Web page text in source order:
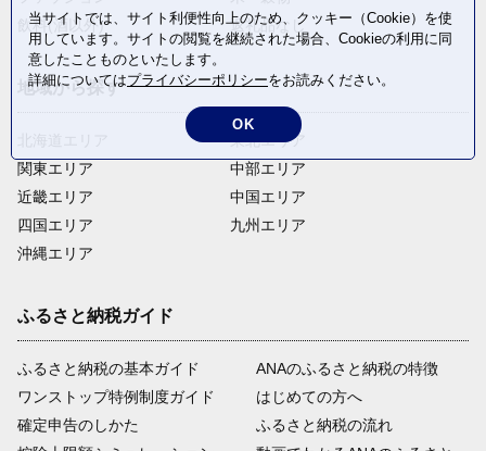
飲料(酒以外)
返礼品なし
地域から探す
関東エリア
近畿エリア
四国エリア
沖縄エリア
東北エリア
中部エリア
中国エリア
九州エリア
ふるさと納税ガイド
ふるさと納税の基本ガイド
ワンストップ特例制度ガイド
確定申告のしかた
ANAのふるさと納税の特徴
はじめての方へ
ふるさと納税の流れ
当サイトでは、サイト利便性向上のため、クッキー（Cookie）を使
用しています。サイトの閲覧を継続された場合、Cookieの利用に同
意したことものといたします。
詳細についてはプライバシーポリシーをお読みください。
OK